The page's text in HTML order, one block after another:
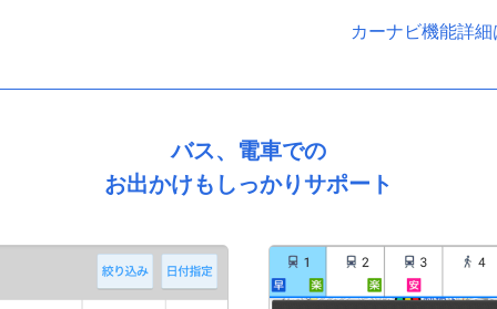
カーナビ機能詳
バス、電車での
お出かけもしっかりサポート